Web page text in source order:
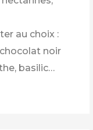
au choix :
noir
basilic…